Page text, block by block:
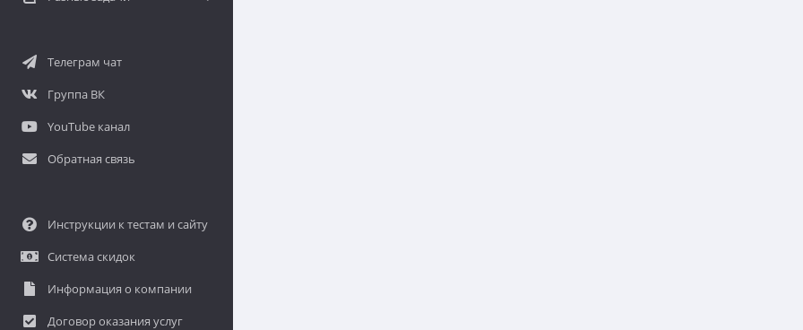
Телеграм чат
Группа ВК
YouTube канал
Обратная связь
Инструкции к тестам и сайту
Система скидок
Информация о компании
Договор оказания услуг